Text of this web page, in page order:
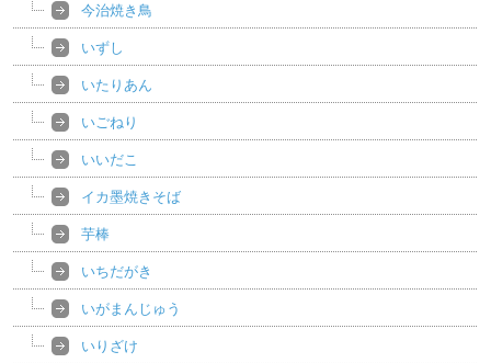
今治焼き鳥
いずし
いたりあん
いごねり
いいだこ
イカ墨焼きそば
芋棒
いちだがき
いがまんじゅう
いりざけ